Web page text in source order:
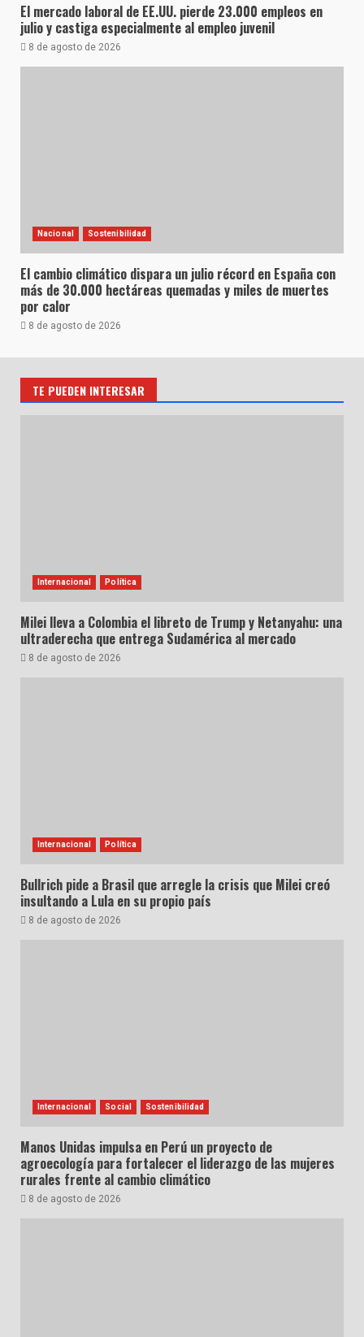
El mercado laboral de EE.UU. pierde 23.000 empleos en
julio y castiga especialmente al empleo juvenil
8 de agosto de 2026
Nacional Sostenibilidad
El cambio climático dispara un julio récord en España con
más de 30.000 hectáreas quemadas y miles de muertes
por calor
8 de agosto de 2026
TE PUEDEN INTERESAR
Internacional Política
Milei lleva a Colombia el libreto de Trump y Netanyahu: una
ultraderecha que entrega Sudamérica al mercado
8 de agosto de 2026
Internacional Política
Bullrich pide a Brasil que arregle la crisis que Milei creó
insultando a Lula en su propio país
8 de agosto de 2026
Internacional Social Sostenibilidad
Manos Unidas impulsa en Perú un proyecto de
agroecología para fortalecer el liderazgo de las mujeres
rurales frente al cambio climático
8 de agosto de 2026